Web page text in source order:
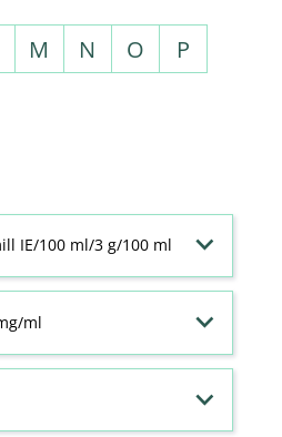
M N O
P
IE/100 ml/3 g/100 ml
ml